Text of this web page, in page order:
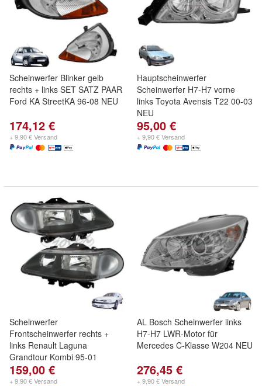
Scheinwerfer Blinker gelb
rechts + links SET SATZ PAAR
Ford KA StreetKA 96-08 NEU
174,12 €
+ 9,90 € Versand
Hauptscheinwerfer
Scheinwerfer H7-H7 vorne
links Toyota Avensis T22 00-03
NEU
95,00 €
+ 9,90 € Versand
Scheinwerfer
Frontscheinwerfer rechts +
links Renault Laguna
Grandtour Kombi 95-01
159,00 €
+ 9,90 € Versand
AL Bosch Scheinwerfer links
H7-H7 LWR-Motor für
Mercedes C-Klasse W204 NEU
276,45 €
+ 9,90 € Versand